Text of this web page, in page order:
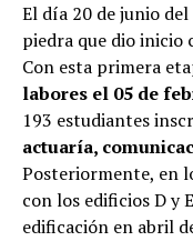
El día 20 de junio
piedra que dio inicio
Con esta primera
labores el 05 de
193 estudiantes
actuaría,
Posteriormente, en
con los edificios D y
edificación en abril